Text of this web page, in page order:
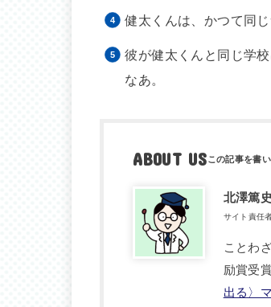
健太くんは、かつて同
彼が健太くんと同じ学
なあ。
ABOUT US
北澤篤史
サイト責任
ことわ
励賞受
出る〉